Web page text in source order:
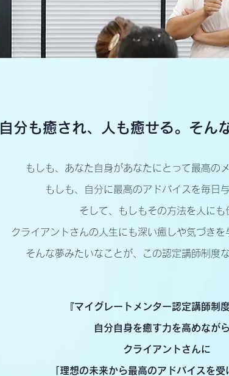
自分も癒され、人も癒せる。そん
もしも、あなた自身があなたにとって最高の
もしも、自分に最高のアドバイスを毎日
そして、もしもその方法を人にも
クライアントさんの人生にも深い癒しや気づきを
そんな夢みたいなことが、この認定講師制度
『マイグレートメンター認定講師制
自分自身を癒す力を高めながら
クライアントさんに
「理想の未来から最高のアドバイスを受